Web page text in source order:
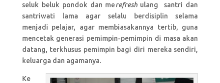
seluk beluk pondok dan merefreshulang santri dan
santriwati lama agar selalu berdisiplin selama
menjadi pelajar, agar membiasakannya tertib, guna
mencetak generasi pemimpin-pemimpin di masa akan
datang, terkhusus pemimpin bagi diri mereka sendiri,
keluarga dan agamanya.
Ke